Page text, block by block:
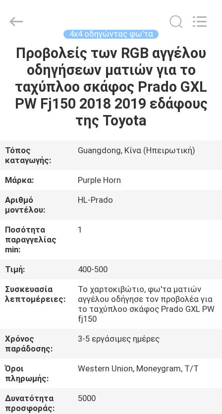
ΣΠΊΤΙ
ΠΡΟΪΌΝΤΑ
ΒΊΝΤΕΟ
ΠΕΡΊΠΟΥ
ΕΜΕΊΣ
ΓΎΡΟΣ
ΕΡΓΟΣΤΑΣΊΩΝ
ΠΟΙΟΤΙΚΌΣ
ΈΛΕΓΧΟΣ
ΜΑΣ
ΕΠΑΦΉ
ΜΕ
ΝΈΑ
Commerce
4x4 οδηγώντας φω'τα
Προβολείς των RGB αγγέλου
οδηγήσεων ματιών για το
ταχύπλοο σκάφος Prado GXL
PW Fj150 2018 2019 εδάφους
της Toyota
Τόπος
καταγωγής:
Guangdong, Κίνα (Ηπειρωτική)
Μάρκα:
Purple Horn
Αριθμό
μοντέλου:
HL-Prado
Ποσότητα
παραγγελίας
min:
1
Τιμή:
400-500
Συσκευασία
λεπτομέρειες:
Το χαρτοκιβώτιο, φω'τα ματιών
αγγέλου οδήγησε τον προβολέα για
το ταχύπλοο σκάφος Prado GXL PW
fj150
Χρόνος
παράδοσης:
3-5 εργάσιμες ημέρες
Όροι
πληρωμής:
Western Union, Moneygram, T/T
Δυνατότητα
προσφοράς:
5000